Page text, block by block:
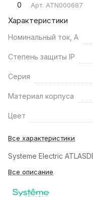
0 Арт. ATN000687
Характеристики
Номинальный ток, А
Степень защиты IP
Серия
Материал корпуса
Цвет
Все характеристики
Systeme Electric
Все описание